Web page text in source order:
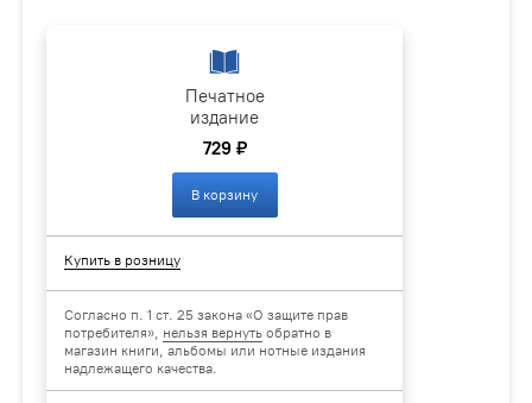
Печатное
издание
729 ₽
В корзину
Купить в розницу
Согласно п. 1 ст. 25 закона «О защите прав
потребителя», нельзя вернуть обратно в
магазин книги, альбомы или нотные издания
надлежащего качества.